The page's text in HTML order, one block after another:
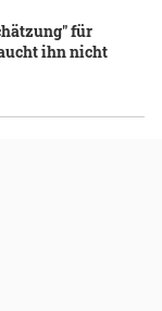
für
ihn nicht